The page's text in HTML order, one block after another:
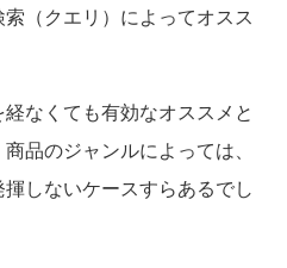
（クエリ）によってオスス
なくても有効なオススメと
品のジャンルによっては、
しないケースすらあるでし